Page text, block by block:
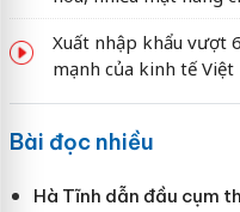
Xuất nhập khẩu vượt
mạnh của kinh tế Việt
Bài đọc nhiều
Hà Tĩnh dẫn đầu cụm